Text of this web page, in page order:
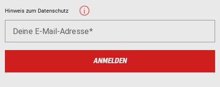
Hinweis zum Datenschutz
Deine E-Mail-Adresse
ANMELDEN